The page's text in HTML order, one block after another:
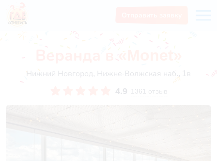
Веранда в «Monet»
Нижний Новгород, Нижне-Волжская наб., 1в
4.9 1361 отзыв